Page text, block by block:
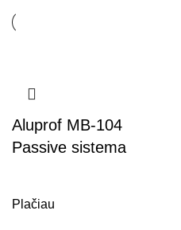
Aluprof MB-104
Passive sistema
Plačiau